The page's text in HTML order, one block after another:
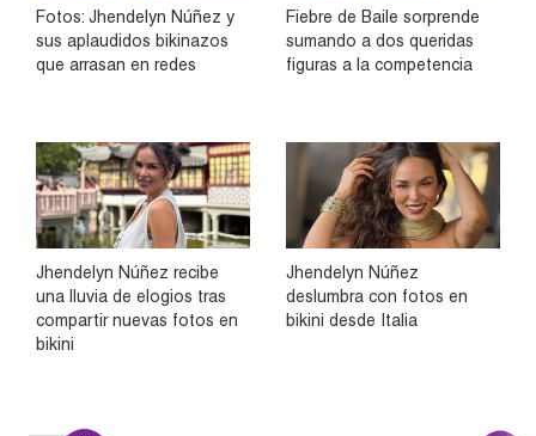
Fotos: Jhendelyn Núñez y
sus aplaudidos bikinazos
que arrasan en redes
Fiebre de Baile sorprende
sumando a dos queridas
figuras a la competencia
Jhendelyn Núñez recibe
una lluvia de elogios tras
compartir nuevas fotos en
bikini
Jhendelyn Núñez
deslumbra con fotos en
bikini desde Italia